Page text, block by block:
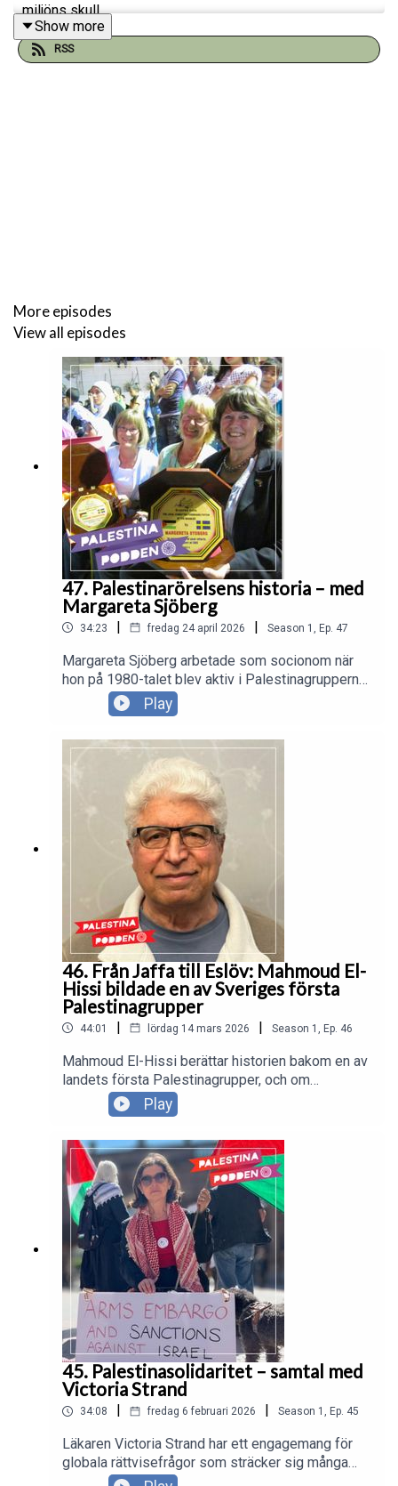
miljöns skull.
Show more
RSS
More episodes
View all episodes
47. Palestinarörelsens historia – med
Margareta Sjöberg
34:23 | fredag 24 april 2026 | Season 1 , Ep. 47
Margareta Sjöberg arbetade som socionom när
hon på 1980-talet blev aktiv i Palestinagrupperna
och mötte människor i Palestina som ville skapa
en bättre framtid för barn och unga. Ur dessa
möten växte Palestinagruppernas långvariga
biståndssamarbeten fram. Drivkraften som burit
Margaretas engagemang genom åren
formulerades under de första resorna: Glada barn
blir starka människor. Motståndskraft mot
ockupationen och förtrycket handlar inte bara om
överlevnad, utan om glädje, värdighet och hopp.
Play
46. Från Jaffa till Eslöv: Mahmoud El-
Hissi bildade en av Sveriges första
Palestinagrupper
44:01 | lördag 14 mars 2026 | Season 1 , Ep. 46
Mahmoud El-Hissi berättar historien bakom en av
landets första Palestinagrupper, och om
upplevelserna av fördrivning och förlust som barn
under Al Nakba. Avsnittet är del av
Palestinagruppernas tillbakablickar på ett halvt
sekel av solidaritetsarbete, för att dra lärdomar
och hämta inspiration inför framtiden.
Play
45. Palestinasolidaritet – samtal med
Victoria Strand
34:08 | fredag 6 februari 2026 | Season 1 , Ep. 45
Läkaren Victoria Strand har ett engagemang för
globala rättvisefrågor som sträcker sig många
decennier tillbaka. Hon har deltagit i flera försök